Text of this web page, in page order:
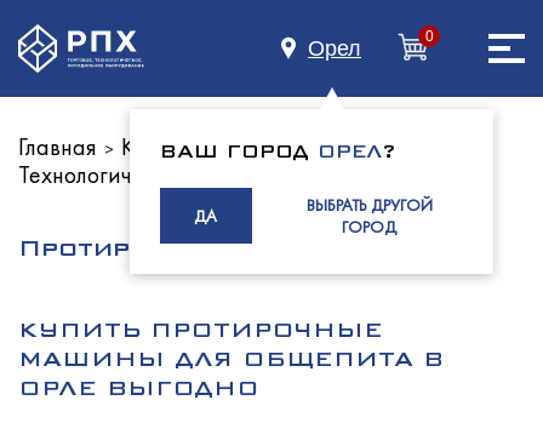
Орел
ВАШ ГОРОД ОРЕЛ?
ДА
ВЫБРАТЬ ДРУГОЙ
ГОРОД
0
Главная > Каталог оборудования>
Технологическое оборудование
Протирочные машины
КУПИТЬ ПРОТИРОЧНЫЕ
МАШИНЫ ДЛЯ ОБЩЕПИТА В
ОРЛЕ ВЫГОДНО